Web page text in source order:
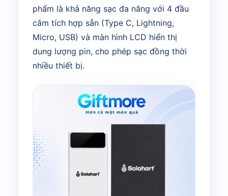
phẩm là khả năng sạc đa năng với 4 đầu
cắm tích hợp sẵn (Type C, Lightning,
Micro, USB) và màn hình LCD hiển thị
dung lượng pin, cho phép sạc đồng thời
nhiều thiết bị.